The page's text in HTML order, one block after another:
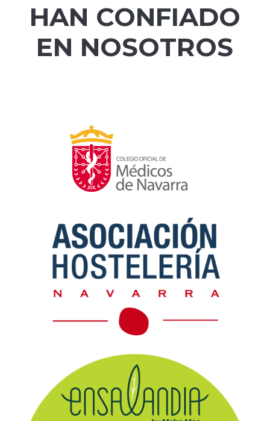
HAN CONFIADO
EN NOSOTROS